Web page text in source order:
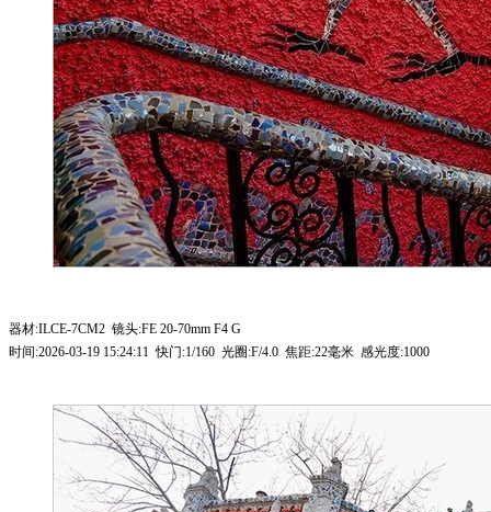
器材:ILCE-7CM2 镜头:FE 20-70mm F4 G
时间:2026-03-19 15:24:11 快门:1/160 光圈:F/4.0 焦距:22毫米 感光度:1000